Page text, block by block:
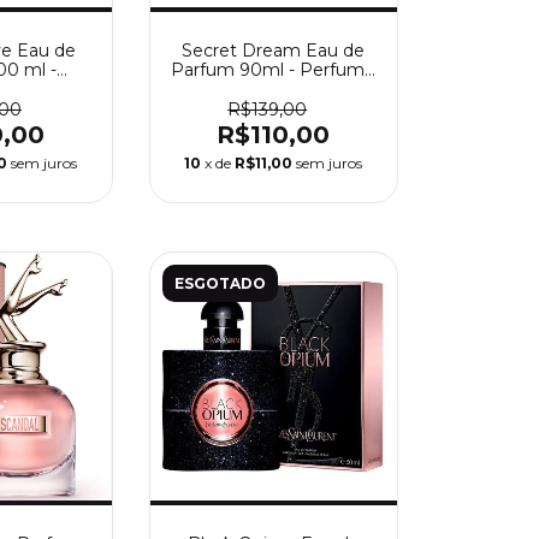
Eau de
ml -
sem juros
Secret Dream Eau de
Parfum 90ml - Perfume
R$139,00
R$110,00
10 x de R$11,00 sem juros
ESGOTADO